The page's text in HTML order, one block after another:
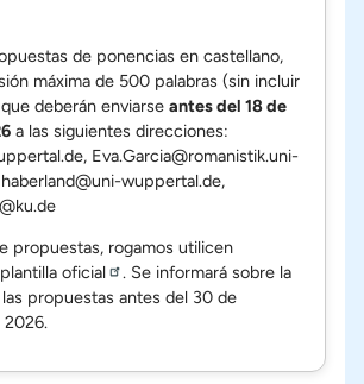
de ponencias en castellano,
máxima de 500 palabras (sin incluir
deberán enviarse antes del 18 de
a las siguientes direcciones:
, Eva.Garcia@romanistik.uni-
haberland@uni-wuppertal.de,
propuestas, rogamos utilicen
plantilla oficial
. Se informará sobre la
propuestas antes del 30 de